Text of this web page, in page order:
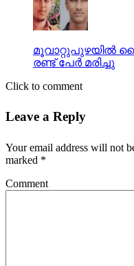
മൂവാറ്റുപുഴയില്‍
രണ്ട് പേര്‍ മരിച്ചു
Click to comment
Leave a Reply
Your email address will not
marked *
Comment